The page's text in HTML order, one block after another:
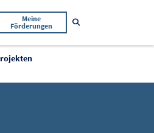
Meine
Förderungen